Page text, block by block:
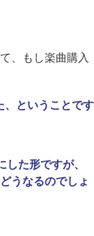
、もし楽曲購入
ということです
た形ですが、
うなるのでしょ